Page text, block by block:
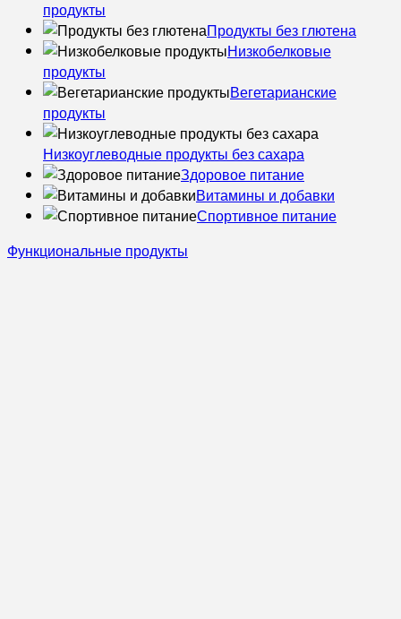
продукты
Продукты без глютена
Низкобелковые
продукты
Вегетарианские
продукты
Низкоуглеводные продукты без сахара
Здоровое питание
Витамины и добавки
Спортивное питание
Функциональные продукты